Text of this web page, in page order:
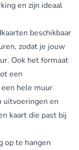
en zijn ideaal
beschikbaar
zodat je jouw
Ook het formaat
een
hele muur
uitvoeringen en
kaart die past bij
op te hangen